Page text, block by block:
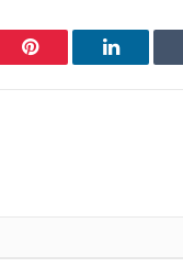
Pinterest LinkedIn